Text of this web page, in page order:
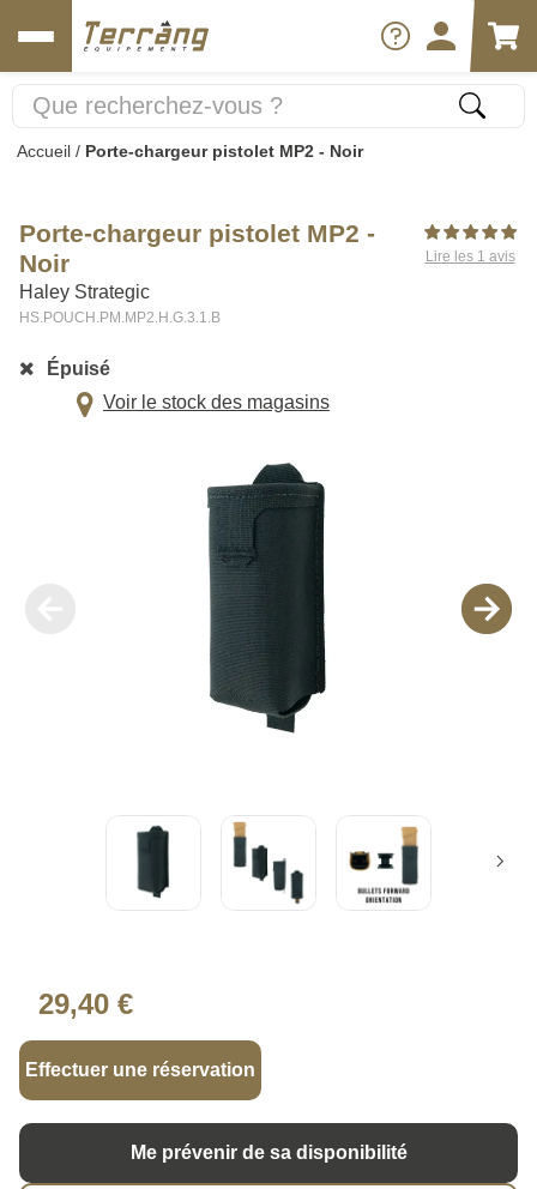
Accueil / Porte-chargeur pistolet MP2 - Noir
Porte-chargeur pistolet MP2 -
Noir
Haley Strategic
HS.POUCH.PM.MP2.H.G.3.1.B
Lire les 1 avis
Épuisé
Voir le stock des magasins
29,40 €
Effectuer une réservation
Me prévenir de sa disponibilité